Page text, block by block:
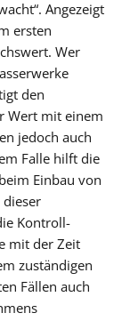
Angezeigt
ersten
Wer
den
Wert mit einem
jedoch auch
Falle hilft die
Einbau von
Kontroll-
mit der Zeit
zuständigen
Fällen auch